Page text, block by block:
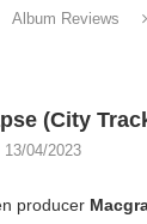
Album Reviews
(City
13/04/2023
producer